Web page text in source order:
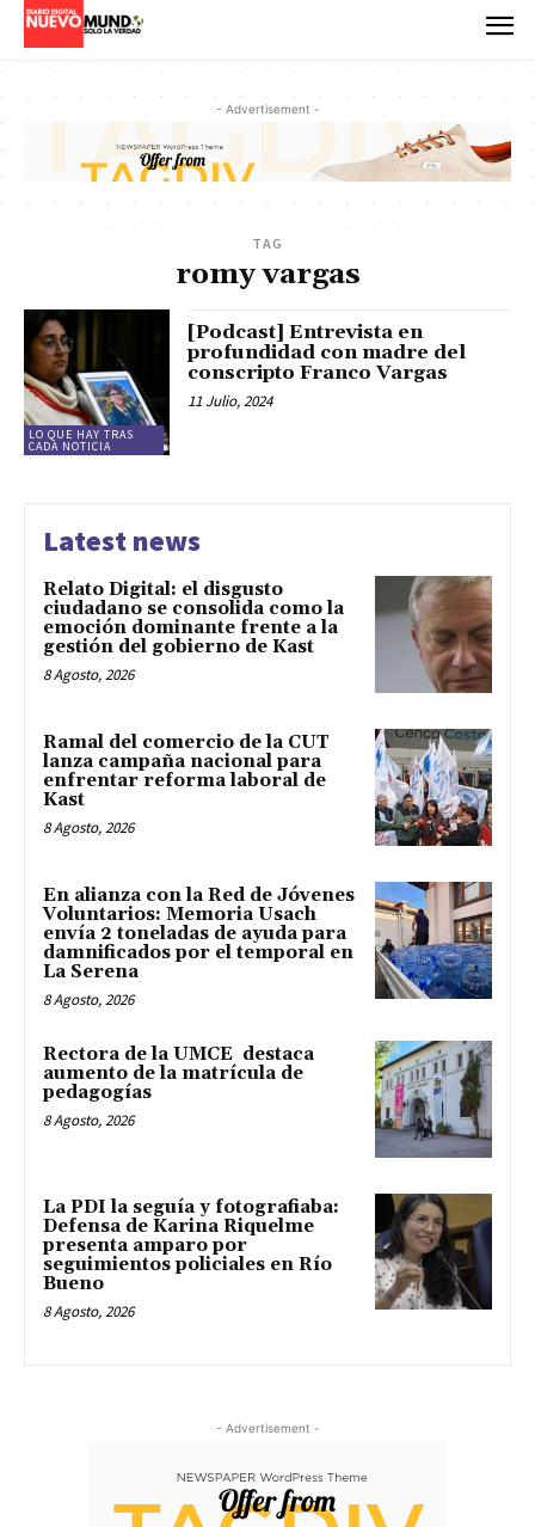
- Advertisement -
TAG
romy vargas
LO QUE HAY TRAS
CADA NOTICIA
[Podcast] Entrevista en
profundidad con madre del
conscripto Franco Vargas
11 Julio, 2024
Latest news
Relato Digital: el disgusto
ciudadano se consolida como la
emoción dominante frente a la
gestión del gobierno de Kast
8 Agosto, 2026
Ramal del comercio de la CUT
lanza campaña nacional para
enfrentar reforma laboral de
Kast
8 Agosto, 2026
En alianza con la Red de Jóvenes
Voluntarios: Memoria Usach
envía 2 toneladas de ayuda para
damnificados por el temporal en
La Serena
8 Agosto, 2026
Rectora de la UMCE destaca
aumento de la matrícula de
pedagogías
8 Agosto, 2026
La PDI la seguía y fotografiaba:
Defensa de Karina Riquelme
presenta amparo por
seguimientos policiales en Río
Bueno
8 Agosto, 2026
- Advertisement -